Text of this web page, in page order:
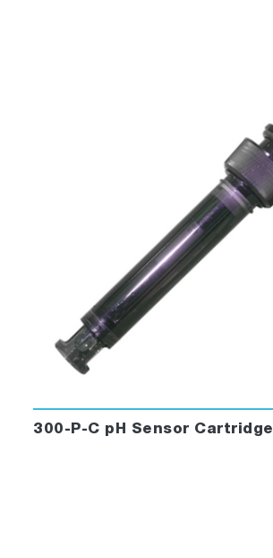
300-P-C pH Sensor Cartridge